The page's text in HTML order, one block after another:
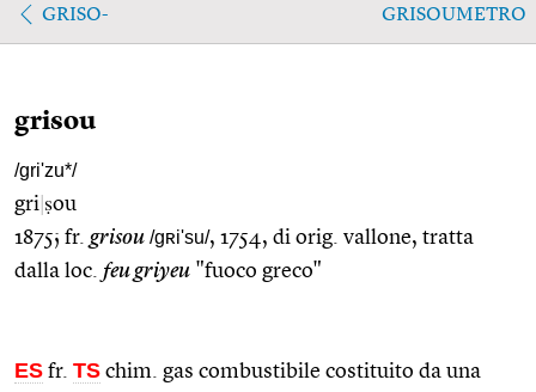
GRISO- GRISOUMETRO
grisou
/gri'zu*/
gri ṣou
1875; fr. grisou /gʀi'su/, 1754, di orig. vallone, tratta
dalla loc. feu griyeu "fuoco greco"
ES fr. TS chim. gas combustibile costituito da una